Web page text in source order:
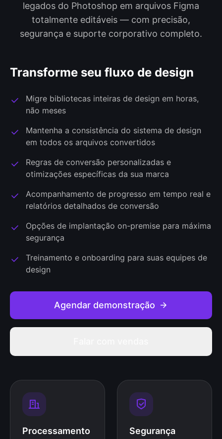
legados do Photoshop em arquivos Figma
totalmente editáveis — com precisão,
segurança e suporte corporativo completo.
Transforme seu fluxo de design
Migre bibliotecas inteiras de design em horas,
não meses
Mantenha a consistência do sistema de design
em todos os arquivos convertidos
Regras de conversão personalizadas e
otimizações específicas da sua marca
Acompanhamento de progresso em tempo real e
relatórios detalhados de conversão
Opções de implantação on-premise para máxima
segurança
Treinamento e onboarding para suas equipes de
design
Agendar demonstração
Processamento
Segurança